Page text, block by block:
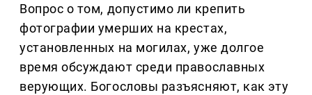
Вопрос о том, допустимо ли крепить
фотографии умерших на крестах,
установленных на могилах, уже долгое
время обсуждают среди православных
верующих. Богословы разъясняют, как эту